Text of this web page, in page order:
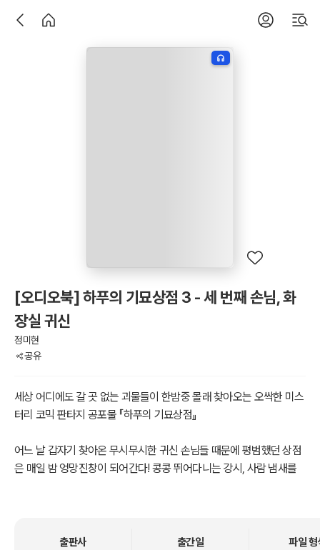
[오디오북] 하푸의 기묘상점 3 - 세 번째 손님, 화
장실 귀신
정미현
공유
세상 어디에도 갈 곳 없는 괴물들이 한밤중 몰래 찾아오는 오싹한 미스
터리 코믹 판타지 공포물 『하푸의 기묘상점』
어느 날 갑자기 찾아온 무시무시한 귀신 손님들 때문에 평범했던 상점
은 매일 밤 엉망진창이 되어간다! 콩콩 뛰어다니는 강시, 사람 냄새를
출판사
출간일
파일 형